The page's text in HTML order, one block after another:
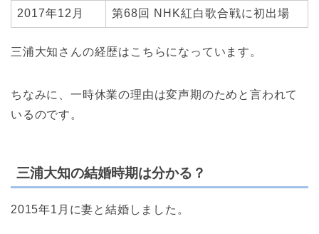
2017年12月 第68回 NHK紅白歌合戦に初出場
三浦大知さんの経歴はこちらになっています。
ちなみに、一時休業の理由は変声期のためと言われて
いるのです。
三浦大知の結婚時期は分かる？
2015年1月に妻と結婚しました。